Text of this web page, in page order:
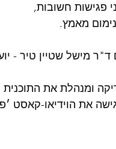
פגישות חשובות,
מאמץ.
ד"ר מישל שטיין טיר -
ומנהלת את
את הוידיאו-קאסט